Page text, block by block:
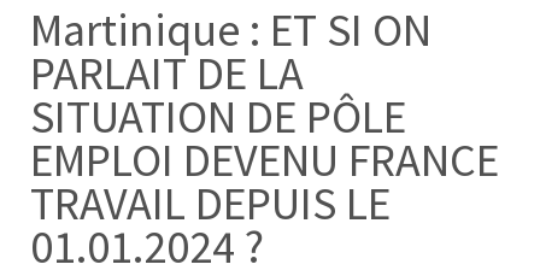
Martinique : ET SI ON
PARLAIT DE LA
SITUATION DE PÔLE
EMPLOI DEVENU FRANCE
TRAVAIL DEPUIS LE
01.01.2024 ?